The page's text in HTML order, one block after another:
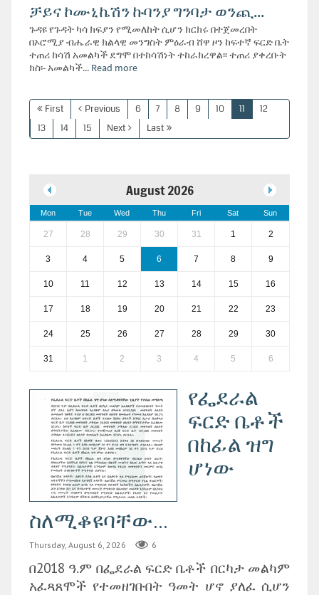
ቻይና ኮሙኒኬሽን ኩባንያ ግንባታ ወንጪ...
ጉዳዩ የጉዳት ካሳ ክፍያን የሚመለከት ሲሆን ክርክሩ በተጀመረበት
በኦሮሚያ ብሔራዊ ክልላዊ መንግስት ምዕራብ ሸዋ ዞን ከፍተኛ ፍርድ ቤት
ተጠሪ ከሳሽ አመልካች ደግሞ በተከሳሽነት ተከራክረዋል፡፡ ተጠሪ ያቀረቡት
ክስ፡- አመልካች... Read more
First Previous 6 7 8 9 10 11
12
13
14 15 Next Last
August 2026
Mon Tue Wed Thu Fri Sat Sun
27 28 29 30 31 1 2
3 4 5 6 7 8 9
10 11 12 13 14 15 16
17 18 19 20 21 22 23
24 25 26 27 28 29 30
31 1 2 3 4 5 6
የፌደራል
ፍርድ ቤቶች
በከፊል ዝግ
ሆነው
ስለሚቆዩባቸው...
Thursday, August 6, 2026 6
በ2018 ዓ.ም በፌደራል ፍርድ ቤቶች በርካታ መልካም
አፈጻጸሞች የተመዘገቡበት ዓመት ሆኖ ያለፈ ሲሆን